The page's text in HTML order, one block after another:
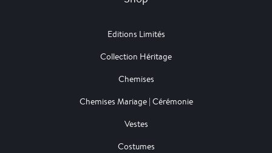
Editions Limités
Collection Héritage
Chemises
Chemises Mariage | Cérémonie
Vestes
Costumes